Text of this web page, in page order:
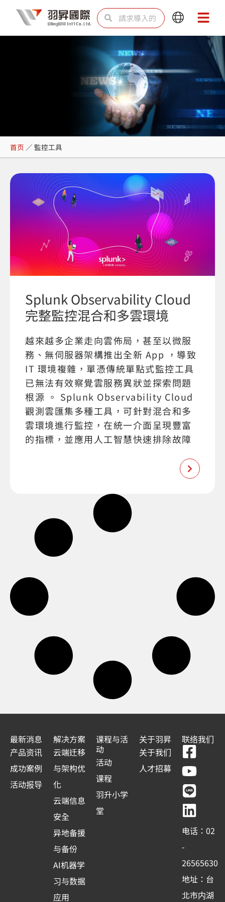
内
SearchSearch
Main
Menu
Main
Menu
監控工具
首页 ／ 監控工具
Splunk Observability Cloud
完整監控混合和多雲環境
越來越多企業走向雲佈局，甚至以微服
務、無伺服器架構推出全新 App ，導致
IT 環境複雜，單憑傳統單點式監控工具
已無法有效察覺雲服務異狀並探索問題
根源 。 Splunk Observability Cloud
觀測雲匯集多種工具，可針對混合和多
雲環境進行監控，在統一介面呈現豐富
的指標，並應用人工智慧快速排除故障
最新消息
产品资讯
成功案例
活动报导
解决方案
云端迁移
与架构优
化
云端信息
安全
异地备援
与备份
AI机器学
习与数据
应用
课程与活
动
活动
课程
羽升小学
堂
关于羽昇
关于我们
人才招募
联络我们
F
a
c
e
b
o
o
k
-
s
Y
o
u
t
u
b
e
L
i
n
e
L
i
n
k
e
d
i
n
电话：02
-
26565630
地址：台
北市内湖